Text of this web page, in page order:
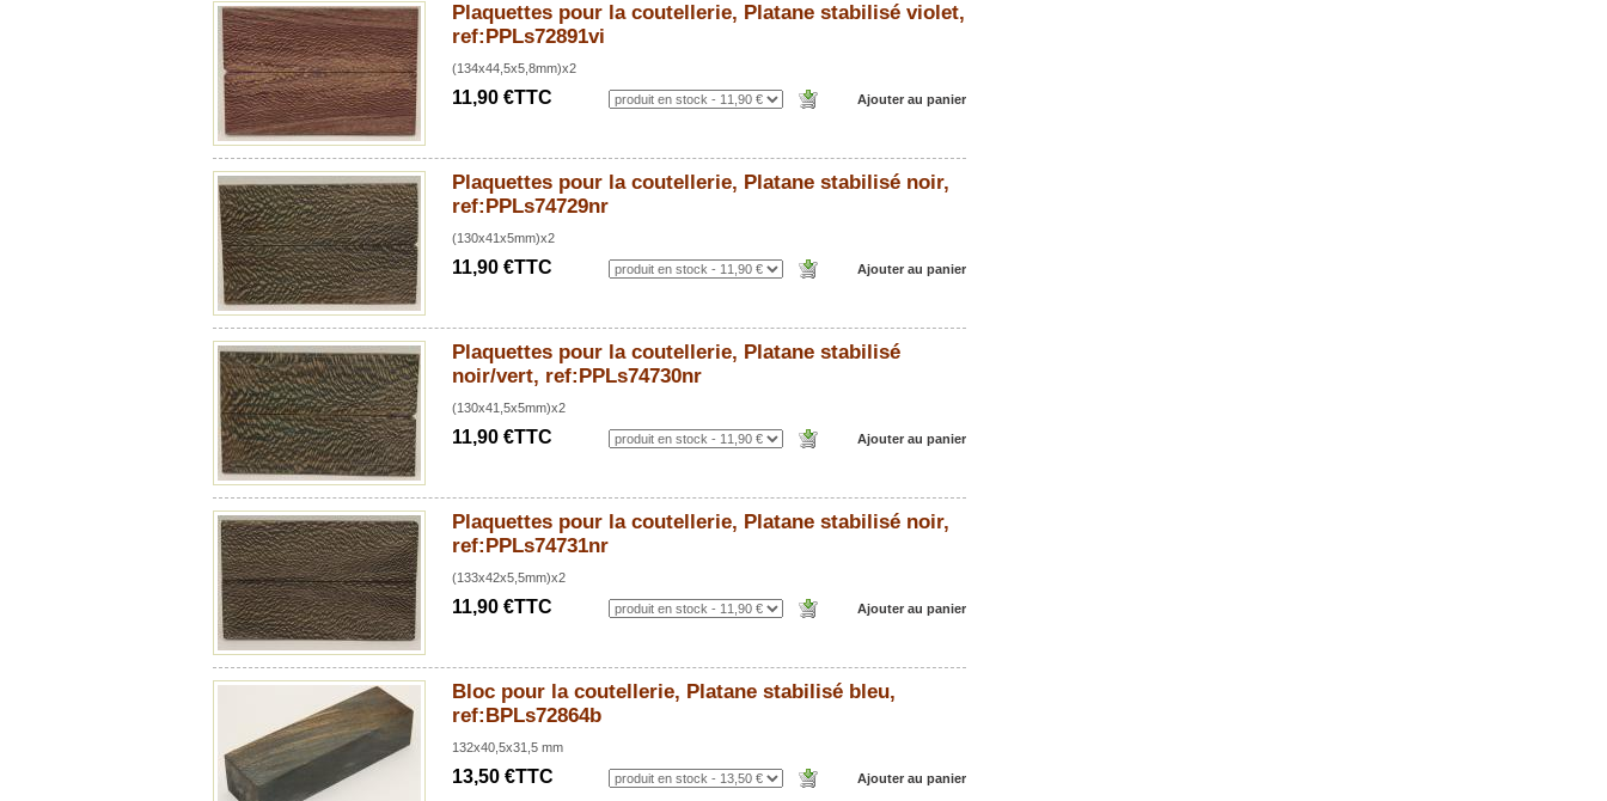
Plaquettes pour la coutellerie, Platane stabilisé violet,
ref:PPLs72891vi
(134x44,5x5,8mm)x2
11,90 €TTC
Plaquettes pour la coutellerie, Platane stabilisé noir,
ref:PPLs74729nr
(130x41x5mm)x2
11,90 €TTC
Plaquettes pour la coutellerie, Platane stabilisé
noir/vert, ref:PPLs74730nr
(130x41,5x5mm)x2
11,90 €TTC
Plaquettes pour la coutellerie, Platane stabilisé noir,
ref:PPLs74731nr
(133x42x5,5mm)x2
11,90 €TTC
Bloc pour la coutellerie, Platane stabilisé bleu,
ref:BPLs72864b
132x40,5x31,5 mm
13,50 €TTC